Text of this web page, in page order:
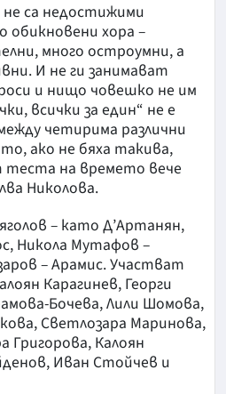
са недостижими
обикновени хора –
много остроумни, а
И не ги занимават
и нищо човешко не им
всички за един“ не е
четирима различни
ако не бяха такива,
на времето вече
Николова.
– като Д’Артанян,
Никола Мутафов –
– Арамис. Участват
Карагинев, Георги
Бочева, Лили Шомова,
Светлозара Маринова,
Григорова, Калоян
Иван Стойчев и